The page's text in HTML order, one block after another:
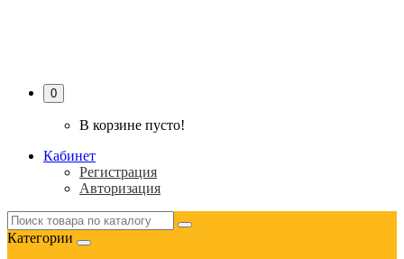
0
В корзине пусто!
Кабинет
Регистрация
Авторизация
Категории